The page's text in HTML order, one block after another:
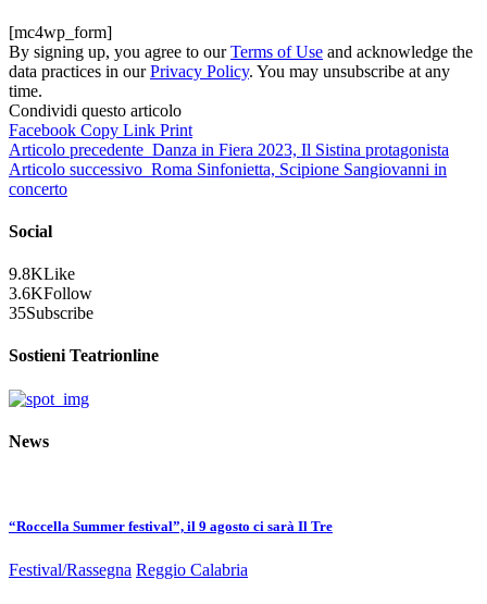
[mc4wp_form]
By signing up, you agree to ourTerms of Use and acknowledge the
data practices in ourPrivacy Policy. You may unsubscribe at any
time.
Condividi questo articolo
Facebook Copy Link Print
Articolo precedente Danza in Fiera 2023, Il Sistina protagonista
Articolo successivo Roma Sinfonietta, Scipione Sangiovanni in
concerto
Social
9.8KLike
3.6KFollow
35Subscribe
Sostieni Teatrionline
News
“Roccella Summer festival”, il 9 agosto ci sarà Il Tre
Festival/Rassegna Reggio Calabria